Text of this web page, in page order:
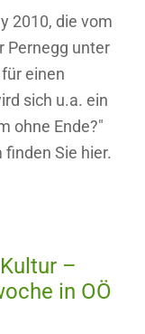
2010, die vom
Pernegg unter
einen
sich u.a. ein
ohne Ende?"
Sie hier.
–
in OÖ